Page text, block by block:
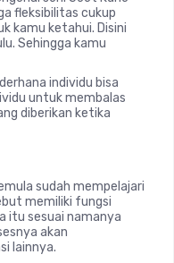
fleksibilitas cukup
kamu ketahui. Disini
Sehingga kamu
individu bisa
untuk membalas
diberikan ketika
sudah mempelajari
memiliki fungsi
itu sesuai namanya
akan
lainnya.